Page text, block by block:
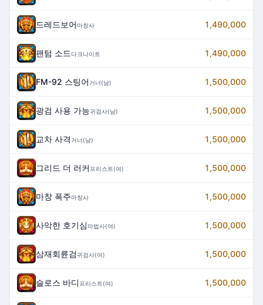
드레드보어 마창사 1,490,000
팬텀 소드 다크나이트 1,490,000
FM-92 스팅어 거너(남) 1,500,000
광검 사용 가능귀검사(남) 1,500,000
교차 사격 거너(남) 1,500,000
그리드 더 러커 프리스트(여) 1,500,000
마창 폭주마창사 1,500,000
사악한 호기심 마법사(여) 1,500,000
삼재회륜검귀검사(여) 1,500,000
슬로스 바디 프리스트(여) 1,500,000